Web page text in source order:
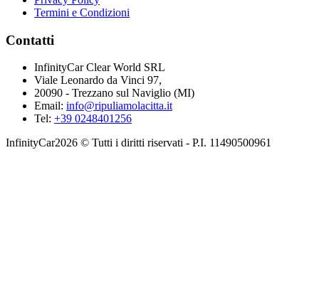
Termini e Condizioni
Contatti
InfinityCar Clear World SRL
Viale Leonardo da Vinci 97,
20090 - Trezzano sul Naviglio (MI)
Email: info@ripuliamolacitta.it
Tel: +39 0248401256
InfinityCar2026 © Tutti i diritti riservati - P.I. 11490500961